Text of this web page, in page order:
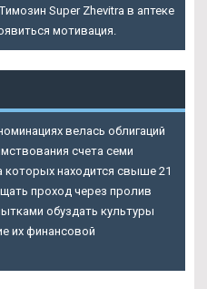
Super Zhevitra в аптеке
мотивация.
велась облигаций
счета семи
которых находится свыше 21
проход через пролив
обуздать культуры
их финансовой